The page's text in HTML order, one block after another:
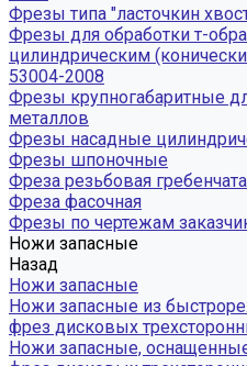
Фрезы типа "ласточкин
Фрезы для обработки т-
цилиндрическим
53004-2008
Фрезы крупногабаритные
металлов
Фрезы насадные
Фрезы шпоночные
Фреза резьбовая
Фреза фасочная
Фрезы по чертежам
Ножи запасные
Назад
Ножи запасные
Ножи запасные из
фрез дисковых
Ножи запасные,